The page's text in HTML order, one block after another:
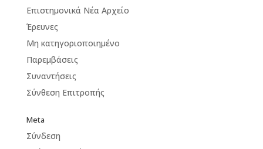
Επιστημονικά Νέα Αρχείο
Έρευνες
Μη κατηγοριοποιημένο
Παρεμβάσεις
Συναντήσεις
Σύνθεση Επιτροπής
Meta
Σύνδεση